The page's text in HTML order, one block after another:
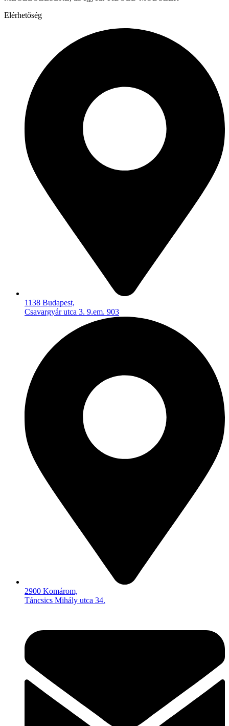
Elérhetőség
1138 Budapest,
Csavargyár utca 3. 9.em. 903
2900 Komárom,
Táncsics Mihály utca 34.